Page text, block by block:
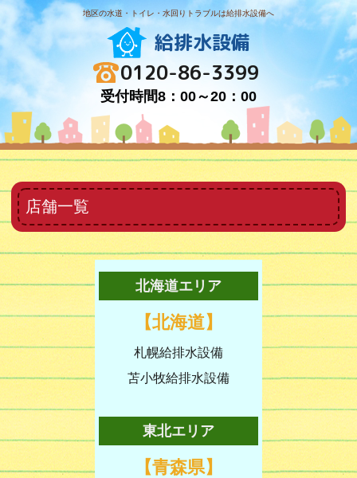
地区の水道・トイレ・水回りトラブルは給排水設備へ
給排水設備
0120-86-3399
受付時間8：00～20：00
店舗一覧
北海道エリア
【北海道】
札幌給排水設備
苫小牧給排水設備
東北エリア
【青森県】